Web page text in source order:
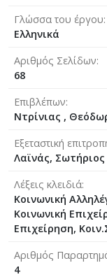
Γλώσσα του έργου
Ελληνικά
Αριθμός Σελίδων
68
Επιβλέπων
Ντρίνιας ,
Εξεταστική
Λαϊνάς, Σωτήριος
Λέξεις κλειδιά
Κοινωνική
Κοινωνική
Επιχείρηση,
Αριθμός
4